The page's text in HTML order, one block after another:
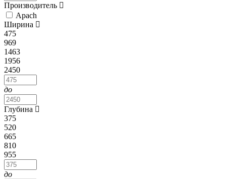
Производитель
Apach
Ширина
475
969
1463
1956
2450
до
Глубина
375
520
665
810
955
до